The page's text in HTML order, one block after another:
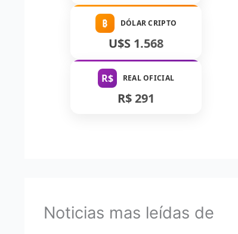
₿ DÓLAR CRIPTO
U$S 1.568
R$ REAL OFICIAL
R$ 291
Noticias mas leídas de